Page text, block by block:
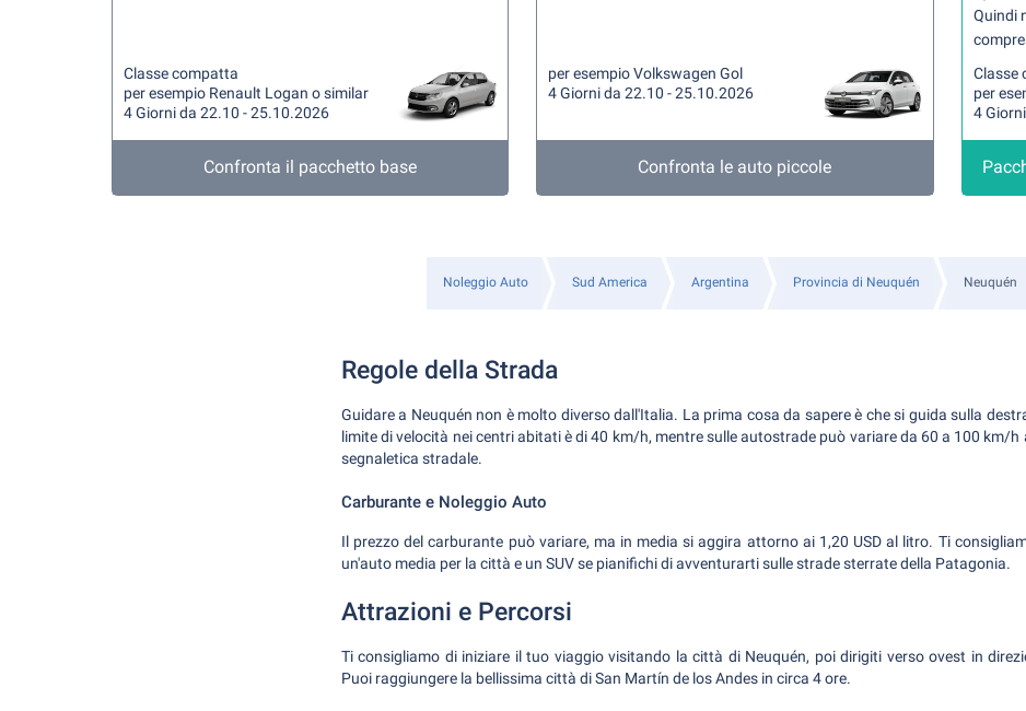
Classe compatta
per esempio Renault Logan o similar
4 Giorni da 22.10 - 25.10.2026
Confronta il pacchetto base
per esempio Volkswagen Gol
4 Giorni da 22.10 - 25.10.2026
Confronta le auto piccole
Quindi
Classe
per
4
Noleggio Auto Sud America Argentina Provincia di Neuquén Neuquén
Regole della Strada
Guidare a Neuquén non è molto diverso dall'Italia. La prima cosa da sapere è che si guida sulla
limite di velocità nei centri abitati è di 40 km/h, mentre sulle autostrade può variare da 60 a 100 km/h
segnaletica stradale.
Carburante e Noleggio Auto
Il prezzo del carburante può variare, ma in media si aggira attorno ai 1,20 USD al litro. Ti
un'auto media per la città e un SUV se pianifichi di avventurarti sulle strade sterrate della Patagonia.
Attrazioni e Percorsi
Ti consigliamo di iniziare il tuo viaggio visitando la città di Neuquén, poi dirigiti verso ovest in
Puoi raggiungere la bellissima città di San Martín de los Andes in circa 4 ore.